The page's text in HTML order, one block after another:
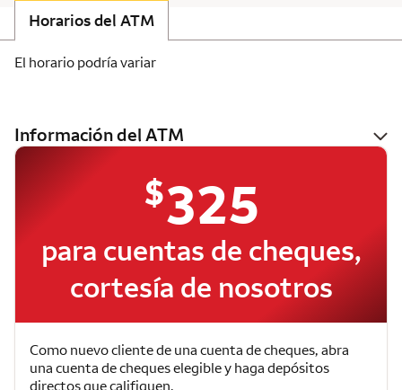
Horarios del ATM
El horario podría variar
Información del ATM
$325
para cuentas de cheques,
cortesía de nosotros
Como nuevo cliente de una cuenta de cheques, abra
una cuenta de cheques elegible y haga depósitos
directos que califiquen.